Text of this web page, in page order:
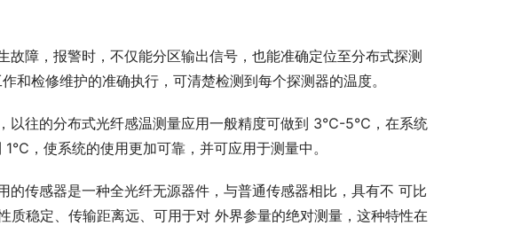
故障，报警时，不仅能分区输出信号，也能准确定位至分布式探测
和检修维护的准确执行，可清楚检测到每个探测器的温度。
以往的分布式光纤感温测量应用一般精度可做到 3℃-5℃，在系统
，使系统的使用更加可靠，并可应用于测量中。
的传感器是一种全光纤无源器件，与普通传感器相比，具有不 可比
质稳定、传输距离远、可用于对 外界参量的绝对测量，这种特性在